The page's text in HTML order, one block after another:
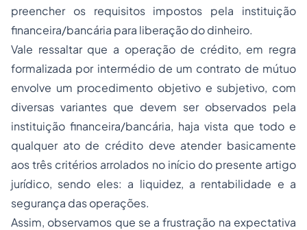
preencher os requisitos impostos pela instituição
financeira/bancária para liberação do dinheiro.
Vale ressaltar que a operação de crédito, em regra
formalizada por intermédio de um contrato de mútuo
envolve um procedimento objetivo e subjetivo, com
diversas variantes que devem ser observados pela
instituição financeira/bancária, haja vista que todo e
qualquer ato de crédito deve atender basicamente
aos três critérios arrolados no início do presente artigo
jurídico, sendo eles: a liquidez, a rentabilidade e a
segurança das operações.
Assim, observamos que se a frustração na expectativa